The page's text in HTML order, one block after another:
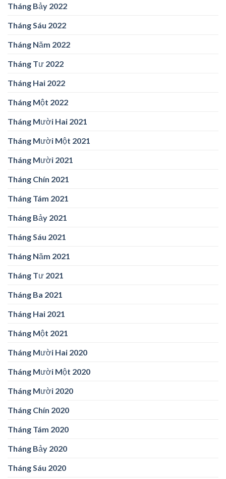
Tháng Bảy 2022
Tháng Sáu 2022
Tháng Năm 2022
Tháng Tư 2022
Tháng Hai 2022
Tháng Một 2022
Tháng Mười Hai 2021
Tháng Mười Một 2021
Tháng Mười 2021
Tháng Chín 2021
Tháng Tám 2021
Tháng Bảy 2021
Tháng Sáu 2021
Tháng Năm 2021
Tháng Tư 2021
Tháng Ba 2021
Tháng Hai 2021
Tháng Một 2021
Tháng Mười Hai 2020
Tháng Mười Một 2020
Tháng Mười 2020
Tháng Chín 2020
Tháng Tám 2020
Tháng Bảy 2020
Tháng Sáu 2020